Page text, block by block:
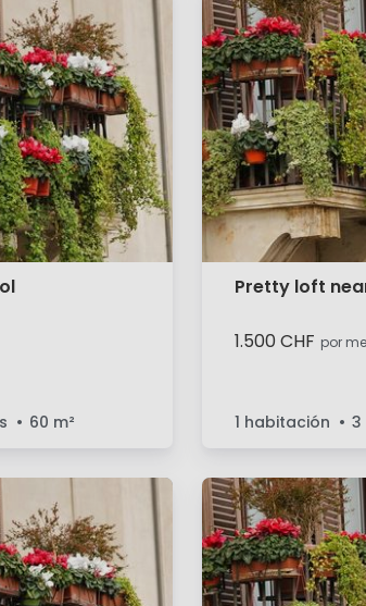
60 m²
Pretty loft
1.500 CHF por
1 habitación 3